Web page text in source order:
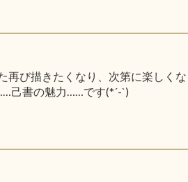
再び描きたくなり、次第に楽しく
己書の魅力……です(*´-`)